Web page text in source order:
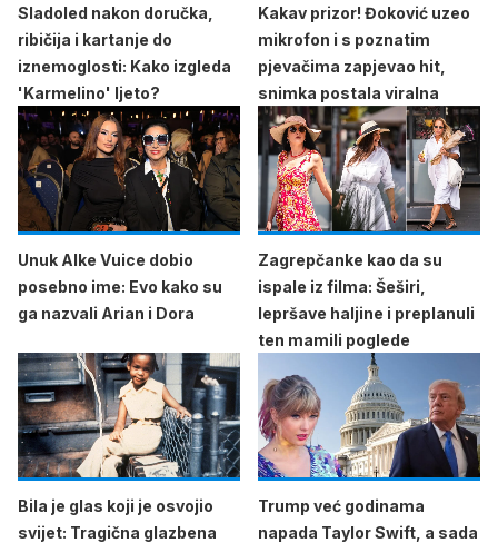
Sladoled nakon doručka,
ribičija i kartanje do
iznemoglosti: Kako izgleda
'Karmelino' ljeto?
Kakav prizor! Đoković uzeo
mikrofon i s poznatim
pjevačima zapjevao hit,
snimka postala viralna
Unuk Alke Vuice dobio
posebno ime: Evo kako su
ga nazvali Arian i Dora
Zagrepčanke kao da su
ispale iz filma: Šeširi,
lepršave haljine i preplanuli
ten mamili poglede
Bila je glas koji je osvojio
svijet: Tragična glazbena
Trump već godinama
napada Taylor Swift, a sada